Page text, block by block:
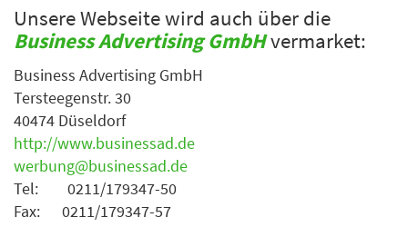
Unsere Webseite wird auch über die
Business Advertising GmbHvermarket:
Business Advertising GmbH
Tersteegenstr. 30
40474 Düseldorf
http://www.businessad.de
werbung@businessad.de
Tel: 0211/179347-50
Fax: 0211/179347-57